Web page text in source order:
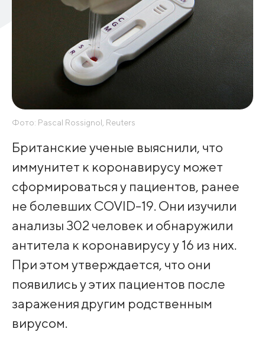
Фото: Pascal Rossignol, Reuters
Британские ученые выяснили, что
иммунитет к коронавирусу может
сформироваться у пациентов, ранее
не болевших COVID-19. Они изучили
анализы 302 человек и обнаружили
антитела к коронавирусу у 16 из них.
При этом утверждается, что они
появились у этих пациентов после
заражения другим родственным
вирусом.